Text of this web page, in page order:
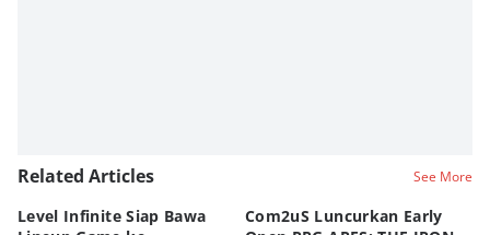
Related Articles See More
Level Infinite Siap Bawa
Com2uS Luncurkan Early